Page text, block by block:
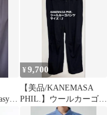
¥9,700
【美品/KANEMASA
PHIL.】ウールカーゴパ